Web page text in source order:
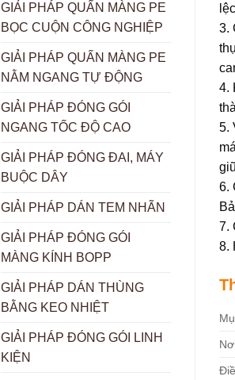
GIẢI PHÁP QUẤN MÀNG PE
BỌC CUỘN CÔNG NGHIỆP
GIẢI PHÁP QUẤN MÀNG PE
NẰM NGANG TỰ ĐỘNG
GIẢI PHÁP ĐÓNG GÓI
NGANG TỐC ĐỘ CAO
GIẢI PHÁP ĐÓNG ĐAI, MÁY
BUỘC DÂY
GIẢI PHÁP DÁN TEM NHÃN
GIẢI PHÁP ĐÓNG GÓI
MÀNG KÍNH BOPP
GIẢI PHÁP DÁN THÙNG
BẰNG KEO NHIỆT
GIẢI PHÁP ĐÓNG GÓI LINH
KIỆN
3.
4.
5.
6.
7.
8.